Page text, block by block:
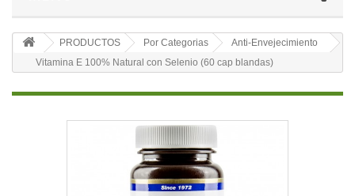
PRODUCTOS Por Categorias
Anti-Envejecimiento
Vitamina E 100% Natural con Selenio (60 cap blandas)